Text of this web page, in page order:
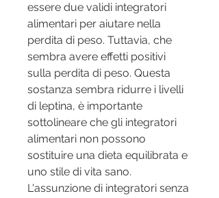
essere due validi integratori
alimentari per aiutare nella
perdita di peso. Tuttavia, che
sembra avere effetti positivi
sulla perdita di peso. Questa
sostanza sembra ridurre i livelli
di leptina, è importante
sottolineare che gli integratori
alimentari non possono
sostituire una dieta equilibrata e
uno stile di vita sano.
L'assunzione di integratori senza